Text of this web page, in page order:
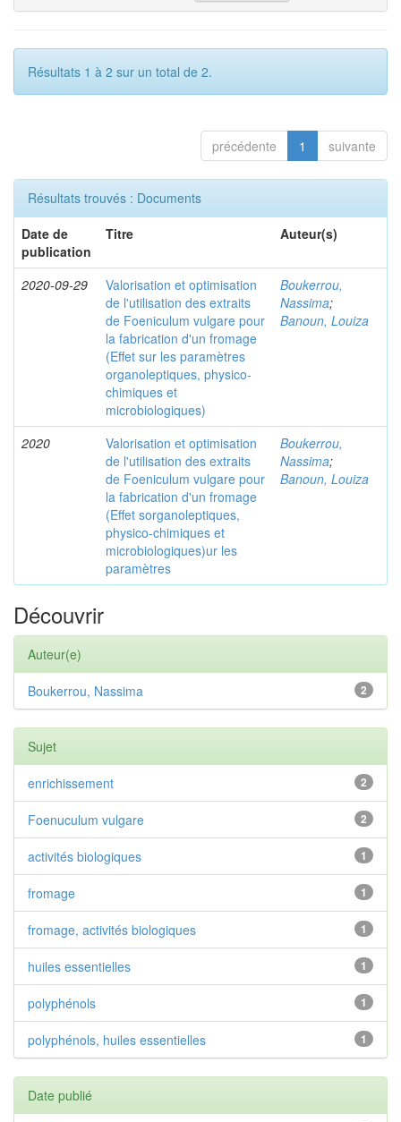
Résultats 1 à 2 sur un total de 2.
précédente 1 suivante
Résultats trouvés : Documents
Date de
publication
Titre Auteur(s)
2020-09-29
Valorisation et optimisation
de l'utilisation des extraits
de Foeniculum vulgare pour
la fabrication d'un fromage
(Effet sur les paramètres
organoleptiques, physico-
chimiques et
microbiologiques)
Boukerrou,
Nassima;
Banoun, Louiza
2020
Valorisation et optimisation
de l'utilisation des extraits
de Foeniculum vulgare pour
la fabrication d'un fromage
(Effet sorganoleptiques,
physico-chimiques et
microbiologiques)ur les
paramètres
Boukerrou,
Nassima;
Banoun, Louiza
Découvrir
Auteur(e)
2
Boukerrou, Nassima
Sujet
2
enrichissement
2
Foenuculum vulgare
1
activités biologiques
1
fromage
1
fromage, activités biologiques
1
huiles essentielles
1
polyphénols
1
polyphénols, huiles essentielles
Date publié